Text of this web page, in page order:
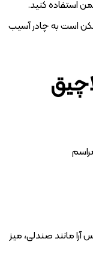
استفاده کنید.
است به چادر آسیب
مانند صندلی، میز